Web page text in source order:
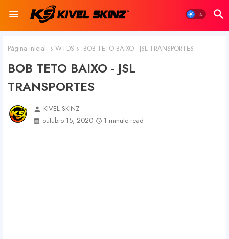
Página inicial WTDS BOB TETO BAIXO - JSL TRANSPORTES
BOB TETO BAIXO - JSL
TRANSPORTES
person KIVEL SKINZ
outubro 15, 2020
1 minute read